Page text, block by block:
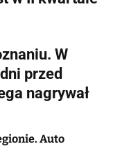
W
przed
nagrywał
Auto